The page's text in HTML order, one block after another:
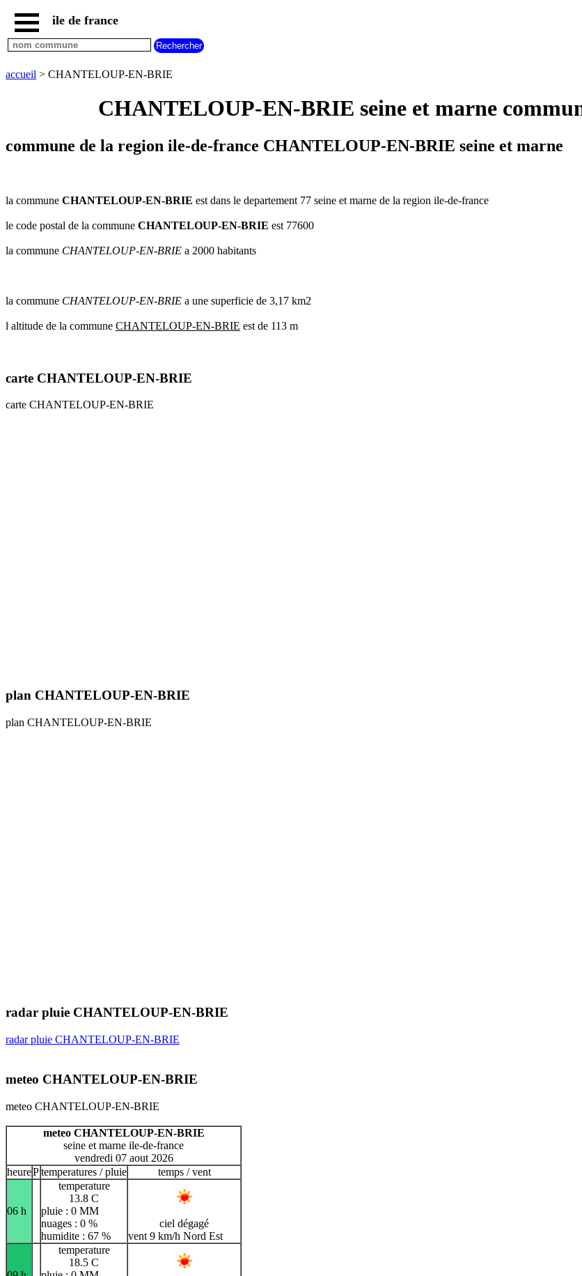
accueil
paris
communes
seine
marne
seine
denis
d
oise
communes
communes
ile de france
accueil > CHANTELOUP-EN-BRIE
CHANTELOUP-EN-BRIE seine et marne
commune de la region ile-de-france CHANTELOUP-EN-BRIE seine et marne
la commune CHANTELOUP-EN-BRIE est dans le departement 77 seine et marne de la region ile-de-france
le code postal de la commune CHANTELOUP-EN-BRIE est 77600
la commune CHANTELOUP-EN-BRIE a 2000 habitants
la commune CHANTELOUP-EN-BRIE a une superficie de 3,17 km2
l altitude de la commune CHANTELOUP-EN-BRIE est de 113 m
carte CHANTELOUP-EN-BRIE
carte CHANTELOUP-EN-BRIE
plan CHANTELOUP-EN-BRIE
plan CHANTELOUP-EN-BRIE
radar pluie CHANTELOUP-EN-BRIE
radar pluie CHANTELOUP-EN-BRIE
meteo CHANTELOUP-EN-BRIE
meteo CHANTELOUP-EN-BRIE
meteo CHANTELOUP-EN-BRIE
seine et marne ile-de-france
vendredi 07 aout 2026
heurePtemperatures / pluie temps / vent
06 h
temperature
13.8 C
pluie : 0 MM
nuages : 0 %
humidite : 67 %
ciel dégagé
vent 9 km/h Nord Est
temperature
18.5 C